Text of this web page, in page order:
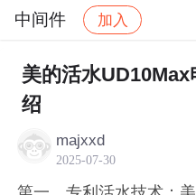
中间件 加入
社区 中间件 帖子
美的活水
绍
majxxd
2025-07-30